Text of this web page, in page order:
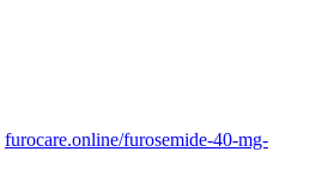
furocare.online/furosemide-40-mg-